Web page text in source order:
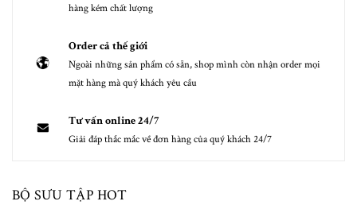
hàng kém chất lượng
Order cả thế giới
Ngoài những sản phẩm có sẵn, shop mình còn nhận order mọi
mặt hàng mà quý khách yêu cầu
Tư vấn online 24/7
Giải đáp thắc mắc về đơn hàng của quý khách 24/7
BỘ SƯU TẬP HOT